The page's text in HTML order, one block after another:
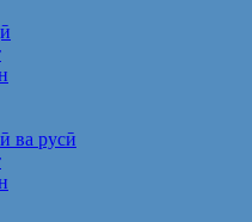
ва русӣ